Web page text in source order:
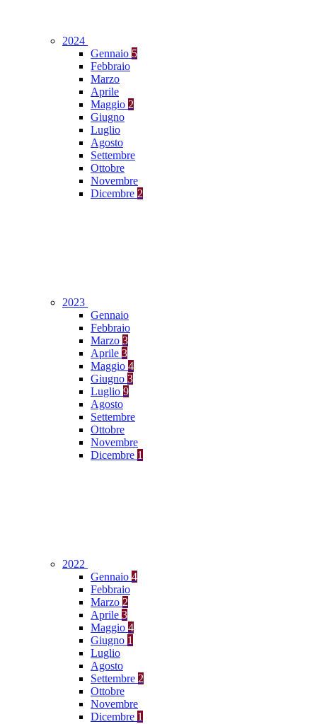
2024
Gennaio 5
Febbraio
Marzo
Aprile
Maggio 2
Giugno
Luglio
Agosto
Settembre
Ottobre
Novembre
Dicembre 2
2023
Gennaio
Febbraio
Marzo 3
Aprile 3
Maggio 4
Giugno 3
Luglio 9
Agosto
Settembre
Ottobre
Novembre
Dicembre 1
2022
Gennaio 4
Febbraio
Marzo 2
Aprile 3
Maggio 4
Giugno 1
Luglio
Agosto
Settembre 2
Ottobre
Novembre
Dicembre 1